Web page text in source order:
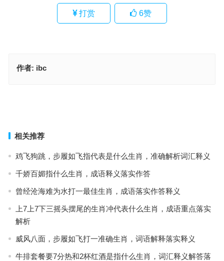
打赏 6赞
作者: ibc
相关推荐
鸡飞狗跳，步履如飞指代表是什么生肖，准确解析词汇释义
千娇百媚指什么生肖，成语释义落实作答
曾经沧海难为水打一最佳生肖，成语落实作答释义
上7上7下三摇头摆尾的生肖冲代表什么生肖，成语重点落实
解析
威风八面，步履如飞打一准确生肖，词语解释落实释义
牛排套餐要7分热和2杯红酒是指什么生肖，词汇释义解答落